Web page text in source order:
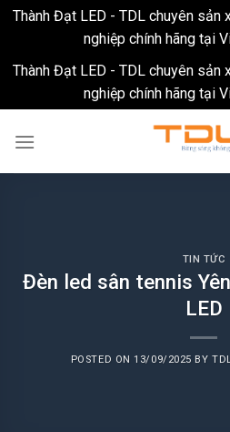
Thành Đạt LED - TDL chuyên sản
nghiệp chính hãng tại
Thành Đạt LED - TDL chuyên sản
nghiệp chính hãng tại
TIN TỨC
Đèn led sân tennis
LED
POSTED ON13/09/2025 BY